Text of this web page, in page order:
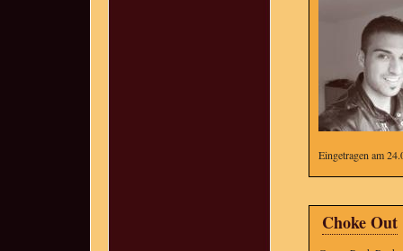
Eingetragen am
Choke Out